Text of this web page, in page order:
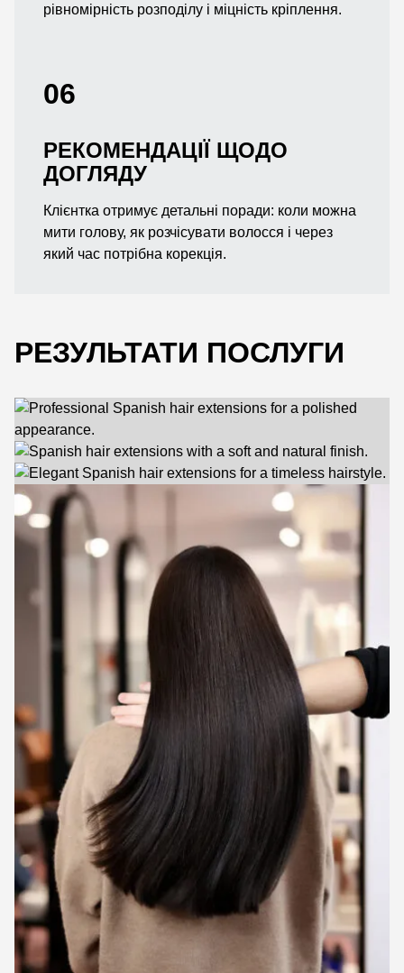
рівномірність розподілу і міцність кріплення.
06
РЕКОМЕНДАЦІЇ ЩОДО
ДОГЛЯДУ
Клієнтка отримує детальні поради: коли можна
мити голову, як розчісувати волосся і через
який час потрібна корекція.
РЕЗУЛЬТАТИ ПОСЛУГИ